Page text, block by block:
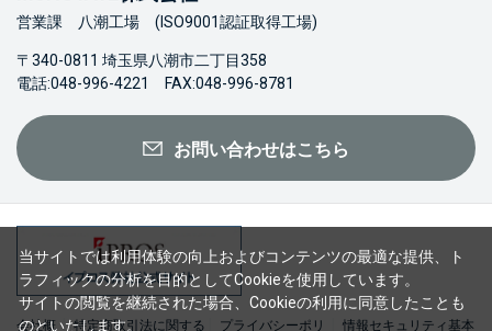
営業課 八潮工場 (ISO9001認証取得工場)
〒340-0811 埼玉県八潮市二丁目358
電話:048-996-4221 FAX:048-996-8781
お問い合わせはこちら
会社概 特定商取引法に関する プライバシーポリ 情報セキュリティ基本
当サイトでは利用体験の向上およびコンテンツの最適な提供、ト
ラフィックの分析を目的としてCookieを使用しています。
サイトの閲覧を継続された場合、Cookieの利用に同意したことも
のといたします。